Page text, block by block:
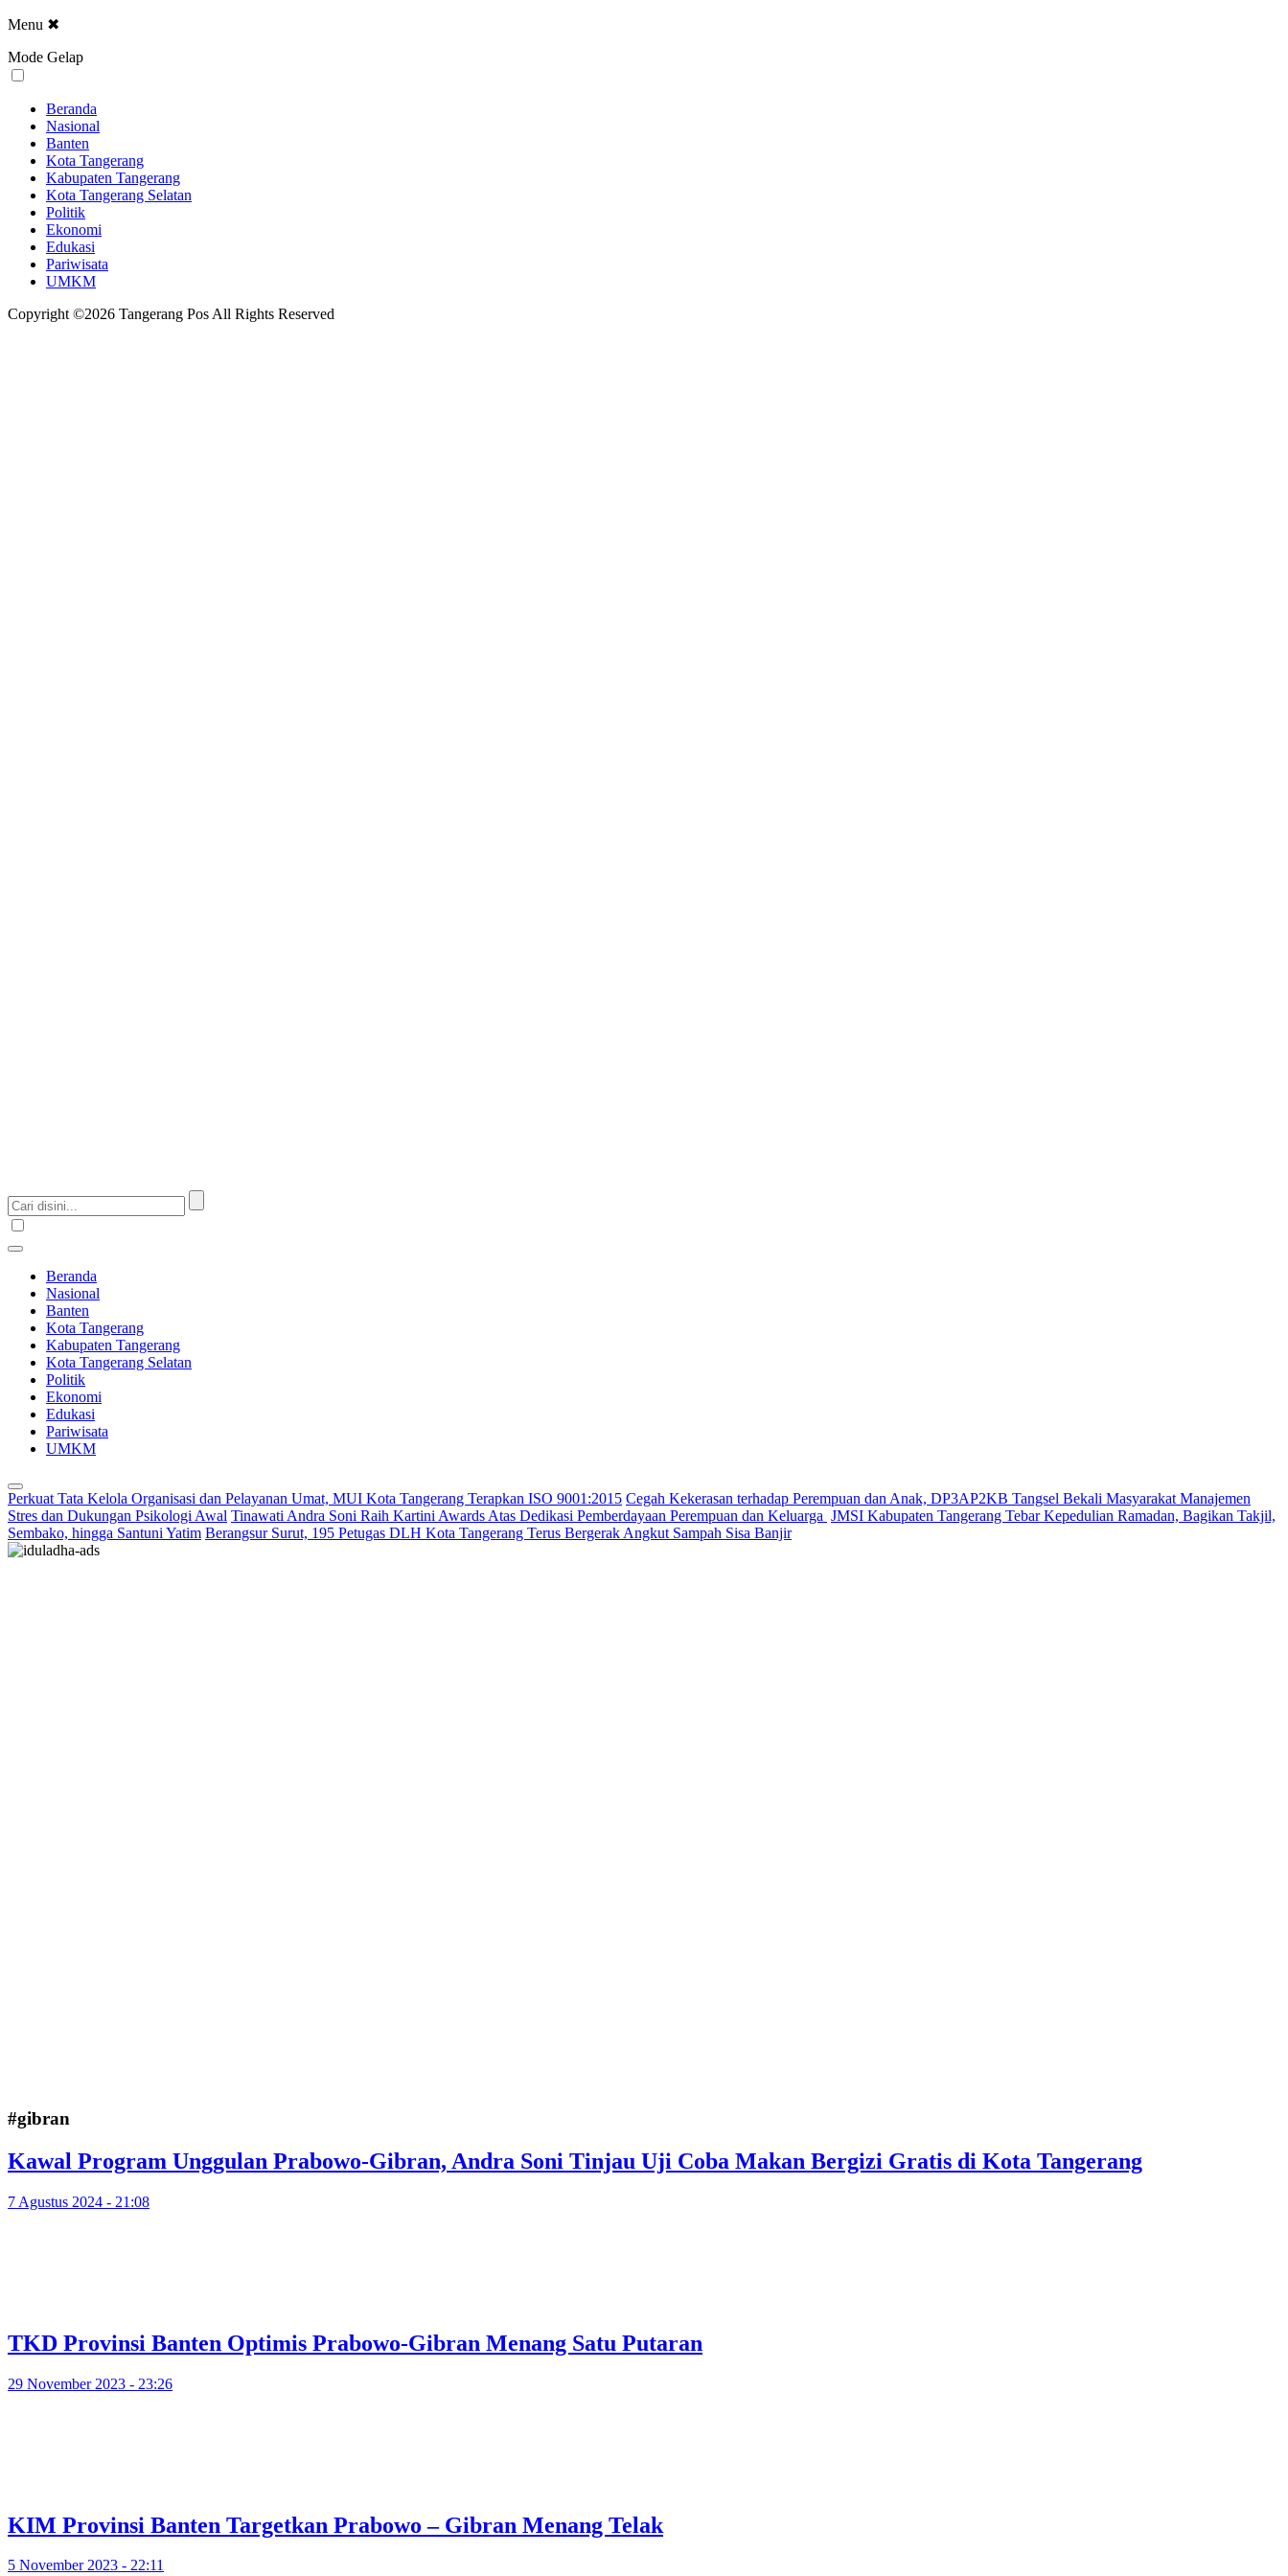
Menu ✖
Mode Gelap
Beranda
Nasional
Banten
Kota Tangerang
Kabupaten Tangerang
Kota Tangerang Selatan
Politik
Ekonomi
Edukasi
Pariwisata
UMKM
Copyright ©2026 Tangerang Pos All Rights Reserved
Beranda
Nasional
Banten
Kota Tangerang
Kabupaten Tangerang
Kota Tangerang Selatan
Politik
Ekonomi
Edukasi
Pariwisata
UMKM
Perkuat Tata Kelola Organisasi dan Pelayanan Umat, MUI Kota Tangerang Terapkan ISO 9001:2015 Cegah Kekerasan terhadap Perempuan dan Anak, DP3AP2KB Tangsel Bekali Masyarakat Manajemen
Stres dan Dukungan Psikologi Awal Tinawati Andra Soni Raih Kartini Awards Atas Dedikasi Pemberdayaan Perempuan dan Keluarga JMSI Kabupaten Tangerang Tebar Kepedulian Ramadan, Bagikan Takjil,
Sembako, hingga Santuni Yatim Berangsur Surut, 195 Petugas DLH Kota Tangerang Terus Bergerak Angkut Sampah Sisa Banjir
#gibran
Kawal Program Unggulan Prabowo-Gibran, Andra Soni Tinjau Uji Coba Makan Bergizi Gratis di Kota Tangerang
7 Agustus 2024 - 21:08
TKD Provinsi Banten Optimis Prabowo-Gibran Menang Satu Putaran
29 November 2023 - 23:26
KIM Provinsi Banten Targetkan Prabowo – Gibran Menang Telak
5 November 2023 - 22:11